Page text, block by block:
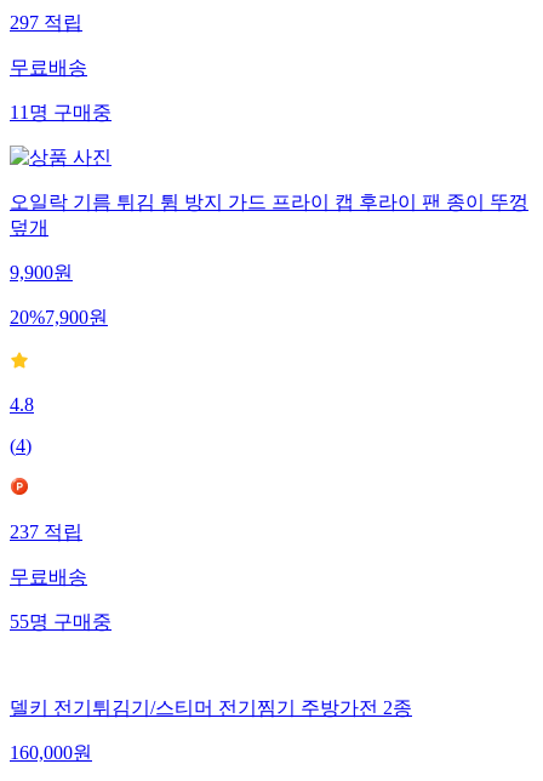
297적립
무료배송
11명구매중
오일락 기름 튀김 튐 방지 가드 프라이 캡 후라이 팬 종이 뚜껑
덮개
9,900원
20%7,900원
4.8
(4)
237적립
무료배송
55명구매중
델키 전기튀김기/스티머 전기찜기 주방가전 2종
160,000원